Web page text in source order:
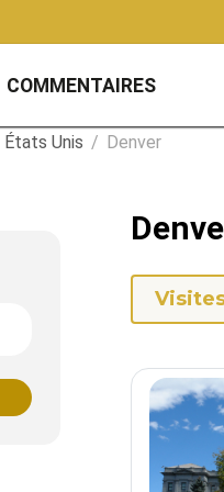
COMMENTAIRES
États Unis / Denver